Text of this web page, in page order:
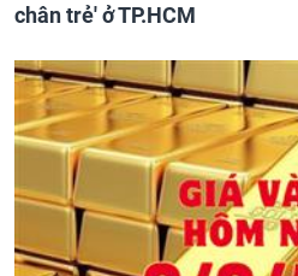
chân trẻ' ở TP.HCM